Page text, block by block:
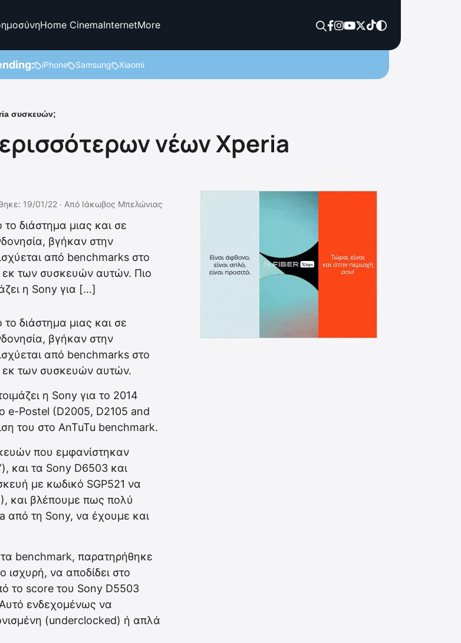
Home CinemaInternetMore
iPhone Samsung Xiaomi
συσκευών;
νέων Xperia
19/01/22 · Από Ιάκωβος Μπελώνιας
διάστημα μιας και σε
βγήκαν στην
από benchmarks στο
εκ των συσκευών αυτών. Πιο
η Sony για […]
διάστημα μιας και σε
βγήκαν στην
από benchmarks στο
εκ των συσκευών αυτών.
η Sony για το 2014
e-Postel (D2005, D2105 and
του στο AnTuTu benchmark.
που εμφανίστηκαν
και τα Sony D6503 και
με κωδικό SGP521 να
και βλέπουμε πως πολύ
από τη Sony, να έχουμε και
benchmark, παρατηρήθηκε
να αποδίδει στο
το score του Sony D5503
ενδεχομένως να
(underclocked) ή απλά